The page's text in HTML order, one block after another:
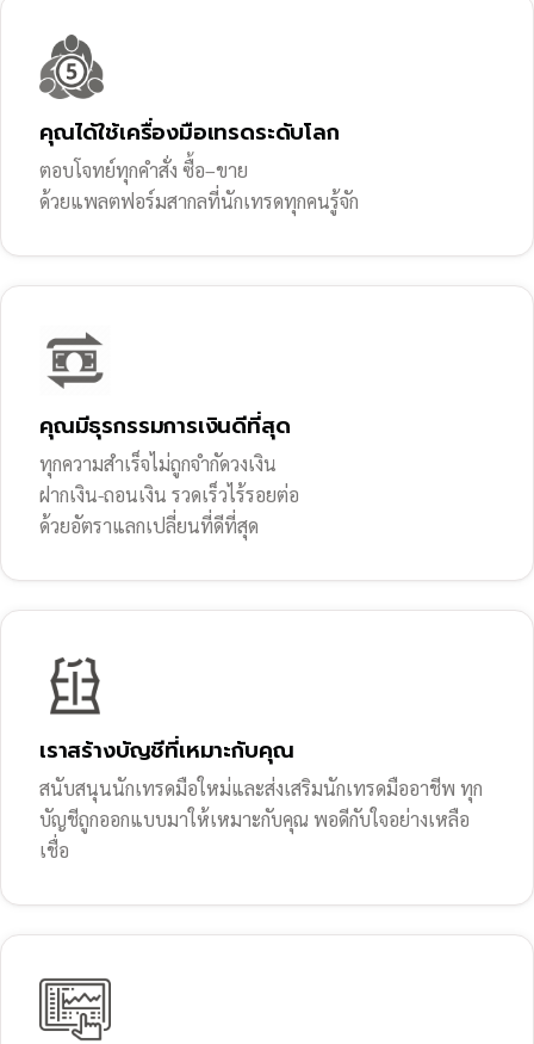
คุณได้ใช้เครื่องมือเทรดระดับโลก
ตอบโจทย์ทุกคำสั่ง ซื้อ–ขาย
ด้วยแพลตฟอร์มสากลที่นักเทรดทุกคนรู้จัก
คุณมีธุรกรรมการเงินดีที่สุด
ทุกความสำเร็จไม่ถูกจำกัดวงเงิน
ฝากเงิน-ถอนเงิน รวดเร็วไร้รอยต่อ
ด้วยอัตราแลกเปลี่ยนที่ดีที่สุด
เราสร้างบัญชีที่เหมาะกับคุณ
สนับสนุนนักเทรดมือใหม่และส่งเสริมนักเทรดมืออาชีพ ทุก
บัญชีถูกออกแบบมาให้เหมาะกับคุณ พอดีกับใจอย่างเหลือ
เชื่อ